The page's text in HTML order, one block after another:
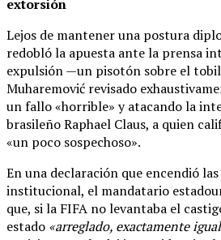
extorsión
Lejos de mantener una postura
redobló la apuesta ante la prensa
expulsión —un pisotón sobre el
Muharemović revisado
un fallo «horrible» y atacando la
brasileño Raphael Claus, a quien
«un poco sospechoso».
En una declaración que encendió
institucional, el mandatario
que, si la FIFA no levantaba el
estado «arreglado, exactamente